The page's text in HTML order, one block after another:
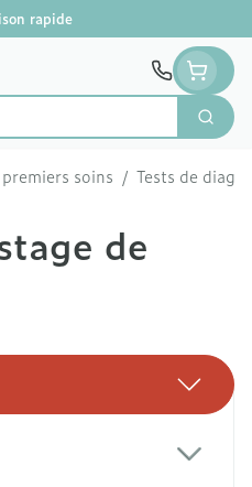
rapide
soins / Tests de
de